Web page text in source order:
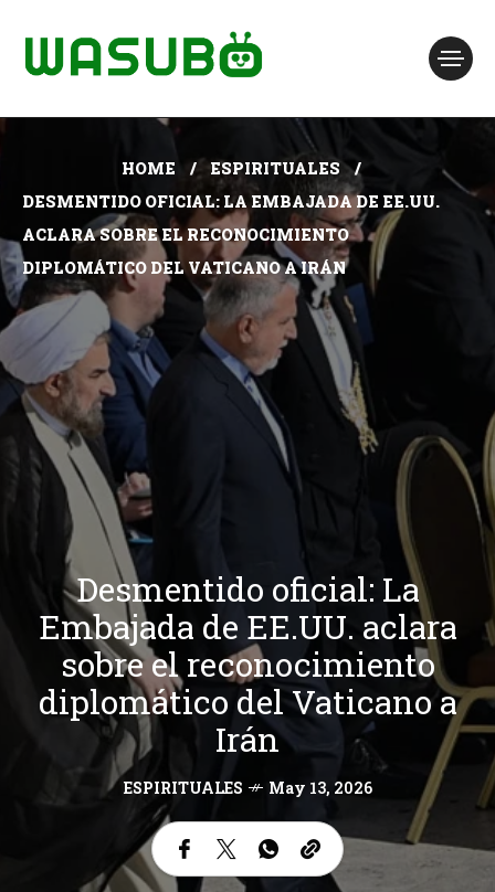
HOME
ESPIRITUALES
DESMENTIDO OFICIAL: LA EMBAJADA DE EE.UU.
ACLARA SOBRE EL RECONOCIMIENTO
DIPLOMÁTICO DEL VATICANO A IRÁN
Desmentido oficial: La
Embajada de EE.UU. aclara
sobre el reconocimiento
diplomático del Vaticano a
Irán
ESPIRITUALES May 13, 2026